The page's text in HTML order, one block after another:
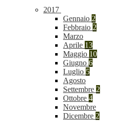
2017
Gennaio 2
Febbraio 2
Marzo
Aprile 13
Maggio 10
Giugno 6
Luglio 5
Agosto
Settembre 2
Ottobre 4
Novembre
Dicembre 2